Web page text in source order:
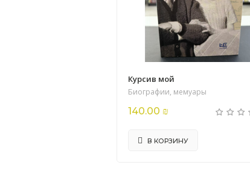
Курсив мой
Биографии, мемуары
140.00 ₪
В КОРЗИНУ